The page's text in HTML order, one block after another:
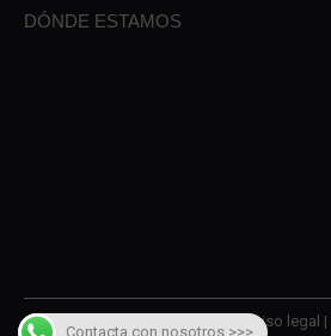
DÓNDE ESTAMOS
© 2026 AMQM Recambios | Aviso legal |
Contacta con nosotros >>>